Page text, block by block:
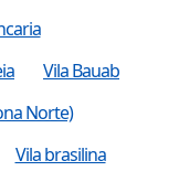
Vila Bauab
Norte)
Vila brasilina